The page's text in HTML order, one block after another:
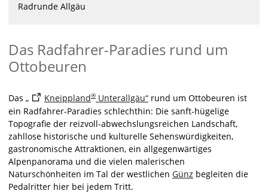
Radrunde Allgäu
Das Radfahrer-Paradies rund um
Ottobeuren
Das „ Kneippland® Unterallgäu“ rund um Ottobeuren ist
ein Radfahrer-Paradies schlechthin: Die sanft-hügelige
Topografie der reizvoll-abwechslungsreichen Landschaft,
zahllose historische und kulturelle Sehenswürdigkeiten,
gastronomische Attraktionen, ein allgegenwärtiges
Alpenpanorama und die vielen malerischen
Naturschönheiten im Tal der westlichen Günz begleiten die
Pedalritter hier bei jedem Tritt.